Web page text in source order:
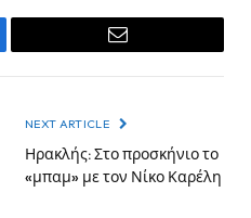
Email
NEXT ARTICLE
Ηρακλής: Στο προσκήνιο το
«μπαμ» με τον Νίκο Καρέλη